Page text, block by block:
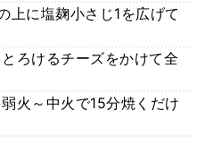
上に塩麹小さじ1を広げて
ろけるチーズをかけて全
火～中火で15分焼くだけ